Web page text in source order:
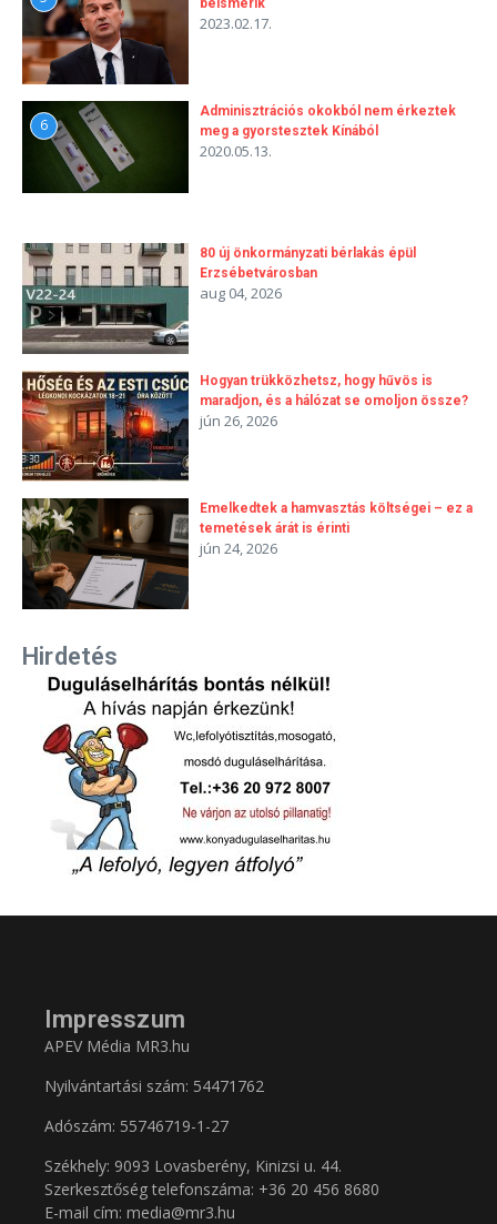
2023.02.17.
6
Adminisztrációs okokból nem érkeztek
meg a gyorstesztek Kínából
2020.05.13.
80 új önkormányzati bérlakás épül
Erzsébetvárosban
aug 04, 2026
Hogyan trükközhetsz, hogy hűvös is
maradjon, és a hálózat se omoljon össze?
jún 26, 2026
Emelkedtek a hamvasztás költségei – ez a
temetések árát is érinti
jún 24, 2026
Hirdetés
Impresszum
APEV Média MR3.hu
Nyilvántartási szám: 54471762
Adószám: 55746719-1-27
Székhely: 9093 Lovasberény, Kinizsi u. 44.
Szerkesztőség telefonszáma: +36 20 456 8680
E-mail cím: media@mr3.hu